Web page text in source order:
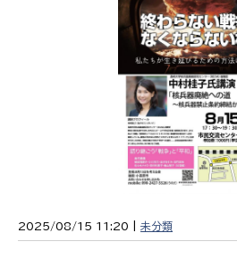
2025/08/15 11:20 | 未分類